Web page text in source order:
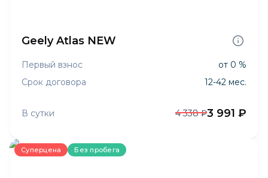
Geely Atlas NEW
Первый взнос
от 0 %
Срок договора
12-42 мес.
В сутки 4 338 ₽3 991 ₽
Суперцена Без пробега